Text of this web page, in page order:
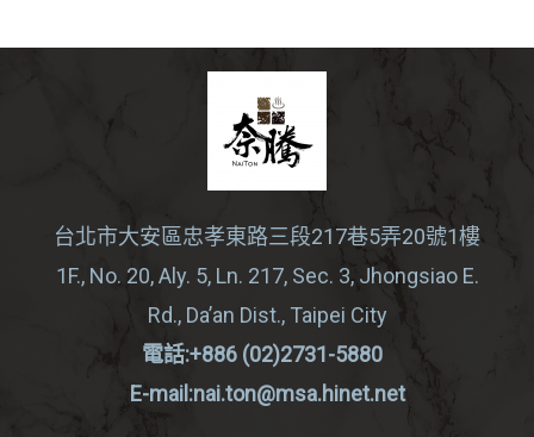
台北市大安區忠孝東路三段217巷5弄20號1樓
1F., No. 20, Aly. 5, Ln. 217, Sec. 3, Jhongsiao E.
Rd., Da’an Dist., Taipei City
電話:+886 (02)2731-5880
E-mail:nai.ton@msa.hinet.net